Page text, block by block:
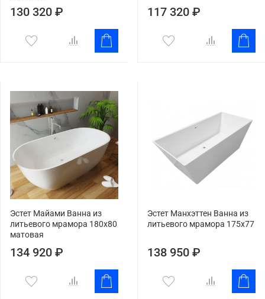
130 320 ₽ 117 320 ₽
Эстет Майами Ванна из
литьевого мрамора 180x80
матовая
134 920 ₽
Эстет Манхэттен Ванна из
литьевого мрамора 175x77
138 950 ₽